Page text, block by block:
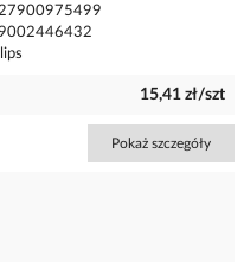
15,41 zł/szt
Pokaż szczegóły